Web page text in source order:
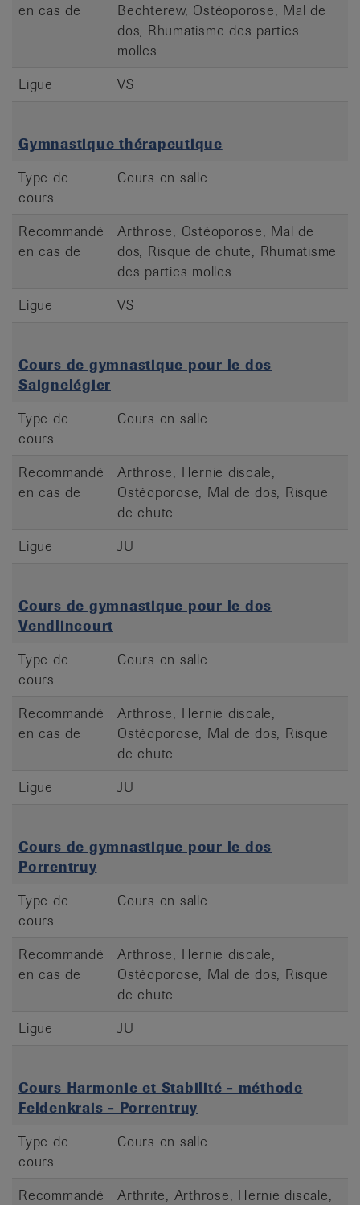
en cas de
Bechterew, Ostéoporose, Mal de
dos, Rhumatisme des parties
molles
Ligue
VS
Gymnastique thérapeutique
Type de
cours
Cours en salle
Recommandé
en cas de
Arthrose, Ostéoporose, Mal de
dos, Risque de chute, Rhumatisme
des parties molles
Ligue
VS
Cours de gymnastique pour le dos
Saignelégier
Type de
cours
Cours en salle
Recommandé
en cas de
Arthrose, Hernie discale,
Ostéoporose, Mal de dos, Risque
de chute
Ligue
JU
Cours de gymnastique pour le dos
Vendlincourt
Type de
cours
Cours en salle
Recommandé
en cas de
Arthrose, Hernie discale,
Ostéoporose, Mal de dos, Risque
de chute
Ligue
JU
Cours de gymnastique pour le dos
Porrentruy
Type de
cours
Cours en salle
Recommandé
en cas de
Arthrose, Hernie discale,
Ostéoporose, Mal de dos, Risque
de chute
Ligue
JU
Cours Harmonie et Stabilité - méthode
Feldenkrais - Porrentruy
Type de
cours
Cours en salle
Recommandé
Arthrite, Arthrose, Hernie discale,